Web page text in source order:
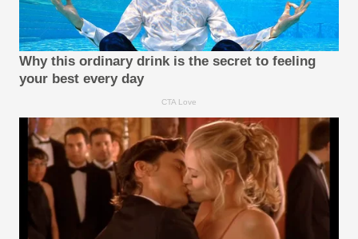
Why this ordinary drink is the secret to feeling
your best every day
CTA Love